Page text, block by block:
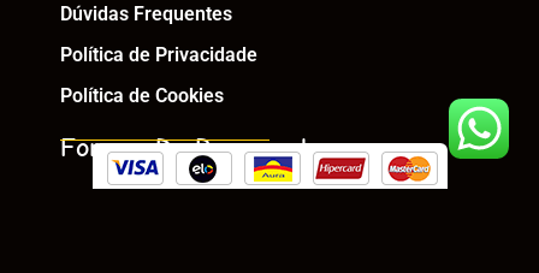
Dúvidas Frequentes
Política de Privacidade
Política de Cookies
Formas De Pagamento